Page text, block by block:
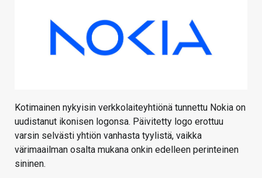
Kotimainen nykyisin verkkolaiteyhtiönä tunnettu Nokia on
uudistanut ikonisen logonsa. Päivitetty logo erottuu
varsin selvästi yhtiön vanhasta tyylistä, vaikka
värimaailman osalta mukana onkin edelleen perinteinen
sininen.